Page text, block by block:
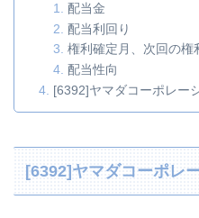
配当金
配当利回り
権利確定月、次回の権
配当性向
[6392]ヤマダコーポレ
[6392]ヤマダコーポレ